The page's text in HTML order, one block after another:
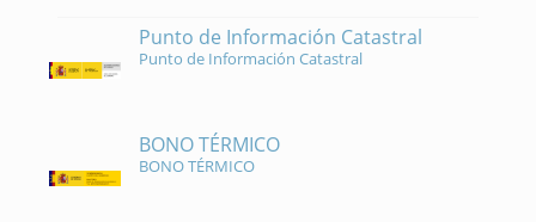
Punto de Información Catastral
Punto de Información Catastral
BONO TÉRMICO
BONO TÉRMICO